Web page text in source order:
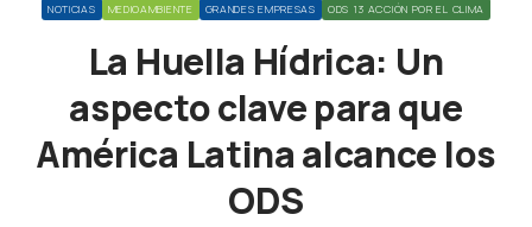
NOTICIAS MEDIOAMBIENTE GRANDES EMPRESAS ODS 13 ACCIÓN POR EL CLIMA
La Huella Hídrica: Un
aspecto clave para que
América Latina alcance los
ODS